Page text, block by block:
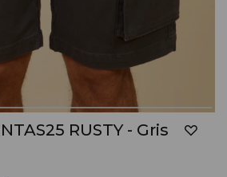
RUSTY - Gris